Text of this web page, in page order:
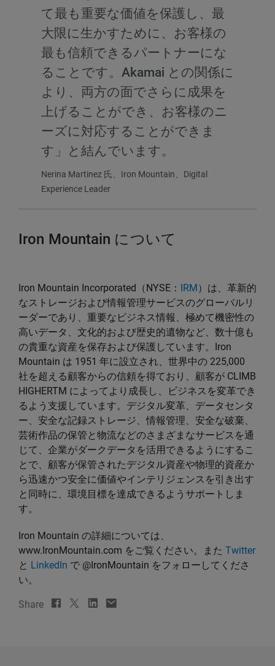
て最も重要な価値を保護し、最
大限に生かすために、お客様の
最も信頼できるパートナーにな
ることです。Akamai との関係に
より、両方の面でさらに成果を
上げることができ、お客様のニ
ーズに対応することができま
す」と結んでいます。
Nerina Martinez 氏、Iron Mountain、Digital
Experience Leader
Iron Mountain について
Iron Mountain Incorporated（NYSE： IRM）は、革新的
なストレージおよび情報管理サービスのグローバルリ
ーダーであり、重要なビジネス情報、極めて機密性の
高いデータ、文化的および歴史的遺物など、数十億も
の貴重な資産を保存および保護しています。Iron
Mountain は 1951 年に設立され、世界中の 225,000
社を超える顧客からの信頼を得ており、顧客が CLIMB
HIGHERTM によってより成長し、ビジネスを変革でき
るよう支援しています。デジタル変革、データセンタ
ー、安全な記録ストレージ、情報管理、安全な破棄、
芸術作品の保管と物流などのさまざまなサービスを通
じて、企業がダークデータを活用できるようにするこ
とで、顧客が保管されたデジタル資産や物理的資産か
ら迅速かつ安全に価値やインテリジェンスを引き出す
と同時に、環境目標を達成できるようサポートしま
す。
Iron Mountain の詳細については、
www.IronMountain.com をご覧ください。また Twitter
と LinkedIn で @IronMountain をフォローしてくださ
い。
Share